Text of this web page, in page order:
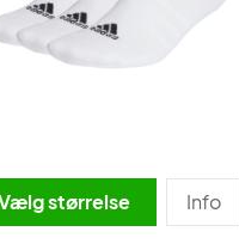
størrelse Info